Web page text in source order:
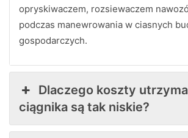
opryskiwaczem, rozsiewaczem
podczas manewrowania w ciasnych
gospodarczych.
Dlaczego koszty
ciągnika są tak niskie?